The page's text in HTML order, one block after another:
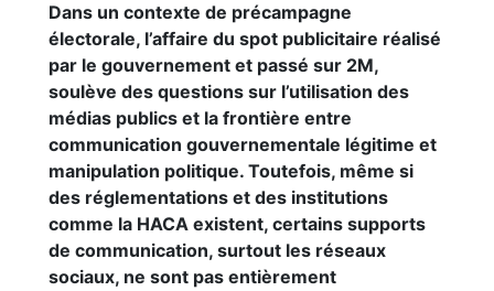
Dans un contexte de précampagne
électorale, l’affaire du spot publicitaire réalisé
par le gouvernement et passé sur 2M,
soulève des questions sur l’utilisation des
médias publics et la frontière entre
communication gouvernementale légitime et
manipulation politique. Toutefois, même si
des réglementations et des institutions
comme la HACA existent, certains supports
de communication, surtout les réseaux
sociaux, ne sont pas entièrement